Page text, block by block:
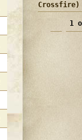
Crossfire)
1